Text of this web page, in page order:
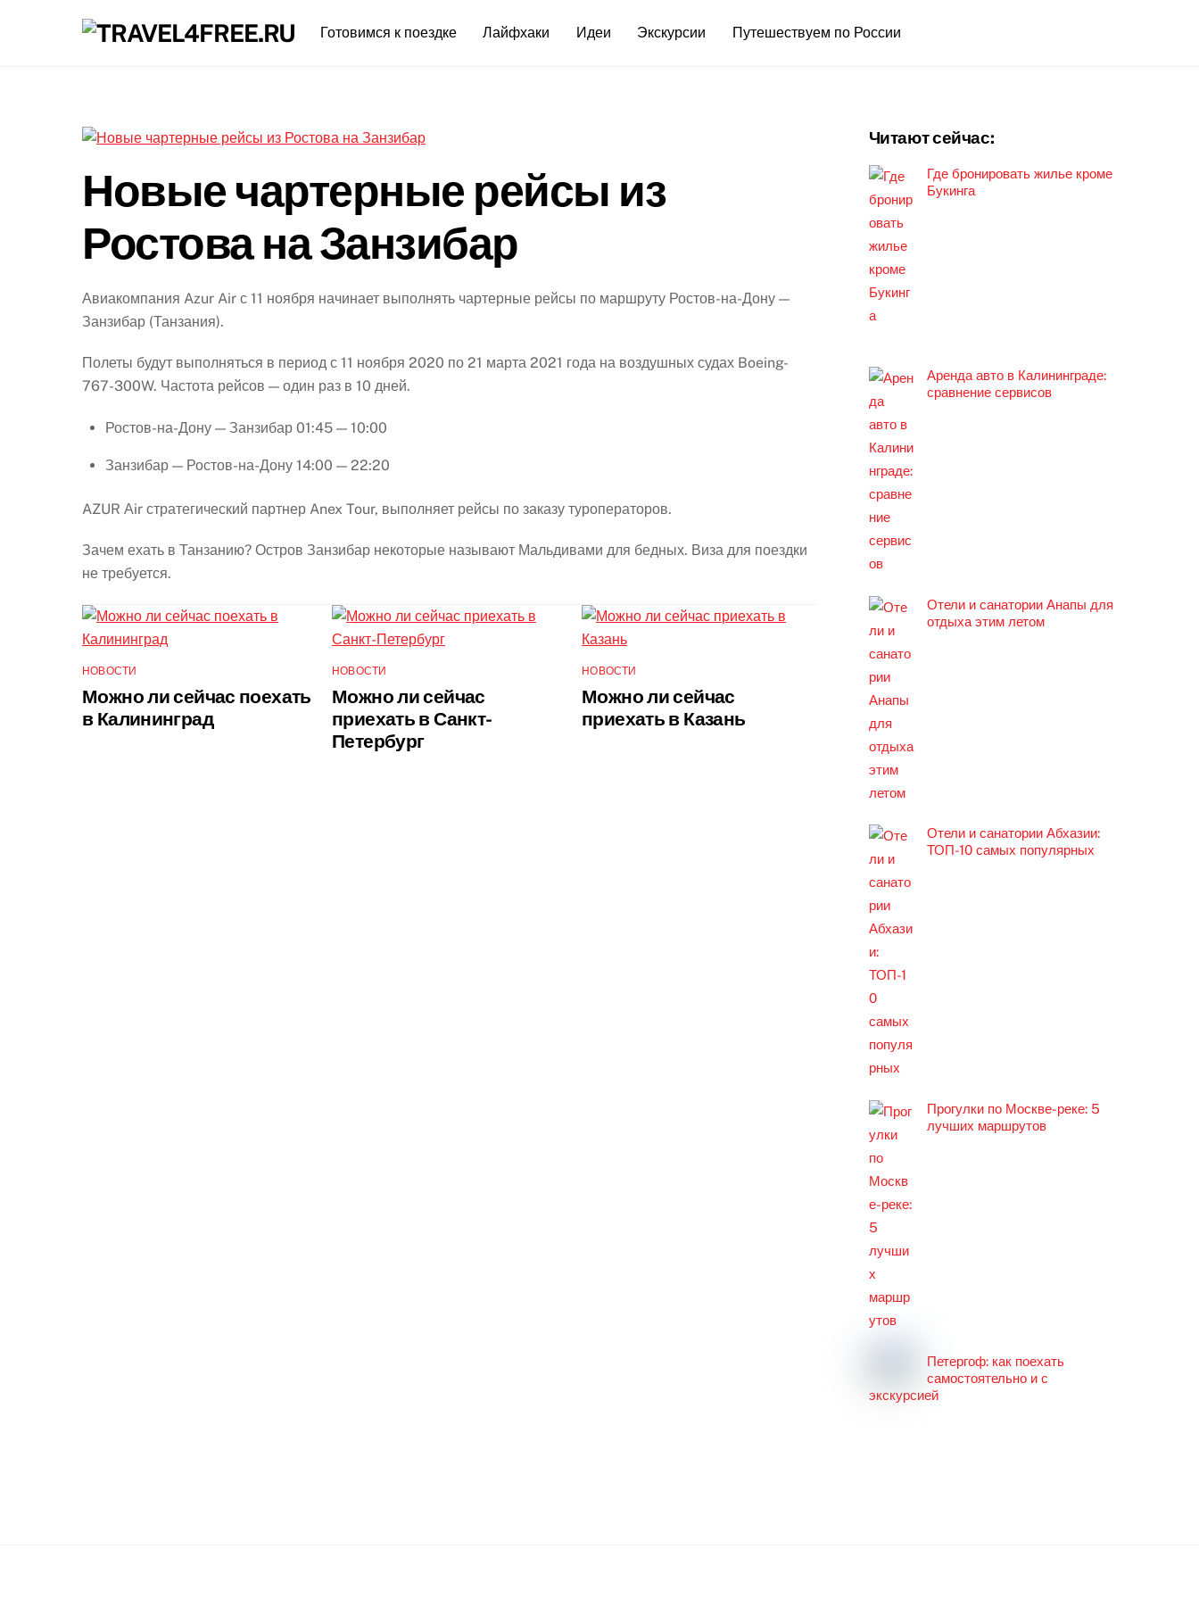
Готовимся к поездке Лайфхаки Идеи Экскурсии Путешествуем по России
Новые чартерные рейсы из
Ростова на Занзибар
Авиакомпания Azur Air с 11 ноября начинает выполнять чартерные рейсы по маршруту Ростов-на-Дону —
Занзибар (Танзания).
Полеты будут выполняться в период с 11 ноября 2020 по 21 марта 2021 года на воздушных судах Boeing-
767-300W. Частота рейсов — один раз в 10 дней.
Ростов-на-Дону — Занзибар 01:45 — 10:00
Занзибар — Ростов-на-Дону 14:00 — 22:20
AZUR Аir стратегический партнер Anex Tour, выполняет рейсы по заказу туроператоров.
Зачем ехать в Танзанию? Остров Занзибар некоторые называют Мальдивами для бедных. Виза для поездки
не требуется.
НОВОСТИ
Можно ли сейчас поехать
в Калининград
НОВОСТИ
Можно ли сейчас
приехать в Санкт-
Петербург
НОВОСТИ
Можно ли сейчас
приехать в Казань
Читают сейчас:
Где бронировать жилье кроме
Букинга
Аренда авто в Калининграде:
сравнение сервисов
Отели и санатории Анапы для
отдыха этим летом
Отели и санатории Абхазии:
ТОП-10 самых популярных
Прогулки по Москве-реке: 5
лучших маршрутов
Петергоф: как поехать
самостоятельно и с
экскурсией